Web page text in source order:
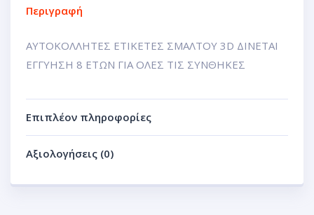
Περιγραφή
ΑΥΤΟΚΟΛΛΗΤΕΣ ΕΤΙΚΕΤΕΣ ΣΜΑΛΤΟΥ 3D ΔΙΝΕΤΑΙ
ΕΓΓΥΗΣΗ 8 ΕΤΩΝ ΓΙΑ ΟΛΕΣ ΤΙΣ ΣΥΝΘΗΚΕΣ
Επιπλέον πληροφορίες
Αξιολογήσεις (0)